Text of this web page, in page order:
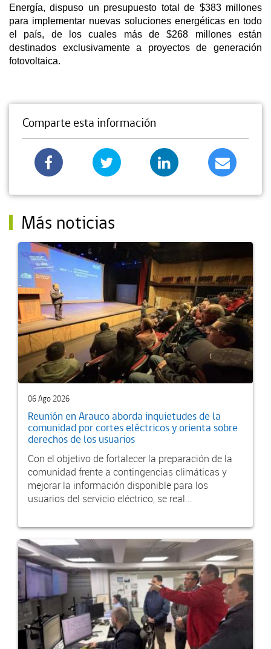
Energía, dispuso un presupuesto total de $383 millones
para implementar nuevas soluciones energéticas en todo
el país, de los cuales más de $268 millones están
destinados exclusivamente a proyectos de generación
fotovoltaica.
Comparte esta información
Más noticias
06 Ago 2026
Reunión en Arauco aborda inquietudes de la
comunidad por cortes eléctricos y orienta sobre
derechos de los usuarios
Con el objetivo de fortalecer la preparación de la
comunidad frente a contingencias climáticas y
mejorar la información disponible para los
usuarios del servicio eléctrico, se real...